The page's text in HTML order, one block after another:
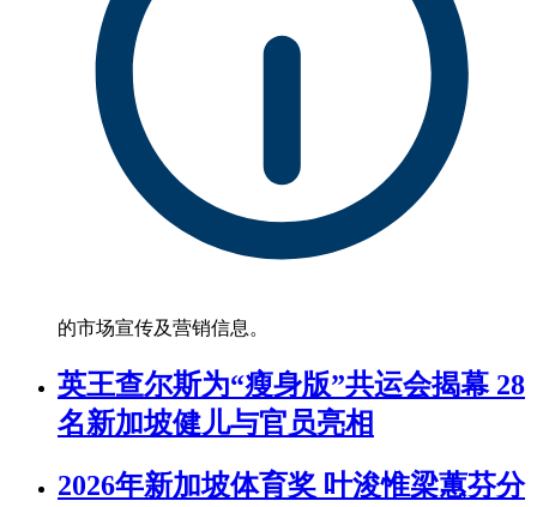
的市场宣传及营销信息。
英王查尔斯为“瘦身版”共运会揭幕 28
名新加坡健儿与官员亮相
2026年新加坡体育奖 叶浚惟梁蕙芬分